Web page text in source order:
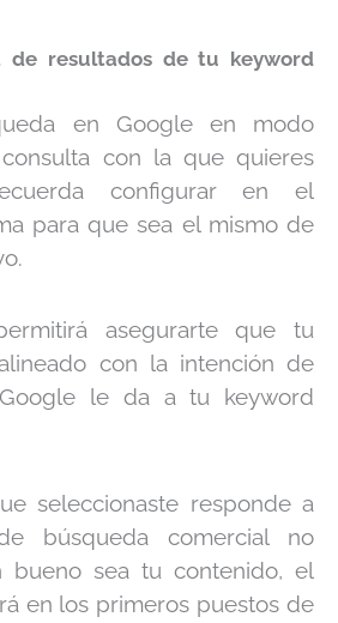
de resultados de tu keyword
en Google en modo
con la que quieres
configurar en el
para que sea el mismo de
asegurarte que tu
con la intención de
le da a tu keyword
seleccionaste responde a
búsqueda comercial no
bueno sea tu contenido, el
en los primeros puestos de